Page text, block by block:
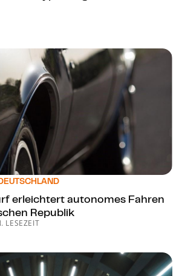
autonomes Fahren in der
erleichtert autonomes Fahren
Republik
LESEZEIT